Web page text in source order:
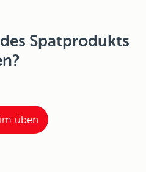
Spatprodukts
üben